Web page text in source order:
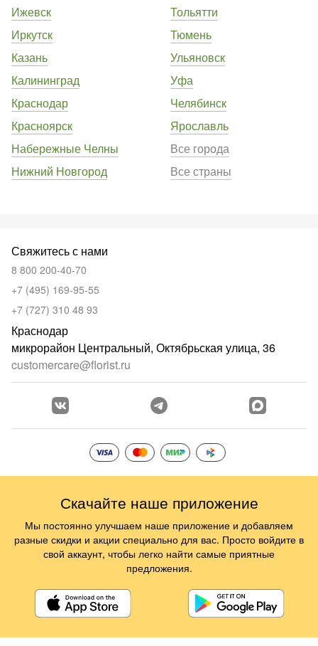
Ижевск
Иркутск
Казань
Калининград
Краснодар
Красноярск
Набережные Челны
Нижний Новгород
Тольятти
Тюмень
Ульяновск
Уфа
Челябинск
Ярославль
Все города
Все страны
Свяжитесь с нами
8 800 200-40-70
+7 (495) 169-95-55
+7 (727) 310 48 93
Краснодар
микрорайон Центральный, Октябрьская улица, 36
customercare@florist.ru
Скачайте наше приложение
Мы постоянно улучшаем наше приложение и добавляем
разные скидки и акции специально для вас. Просто войдите в
свой аккаунт, чтобы легко найти самые приятные
предложения.